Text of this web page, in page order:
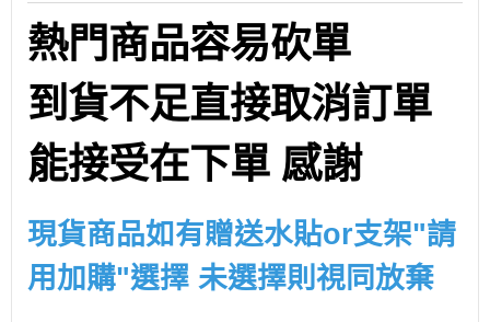
熱門商品容易砍單
到貨不足直接取消訂單
能接受在下單 感謝
現貨商品如有贈送水貼or支架"請
用加購"選擇 未選擇則視同放棄